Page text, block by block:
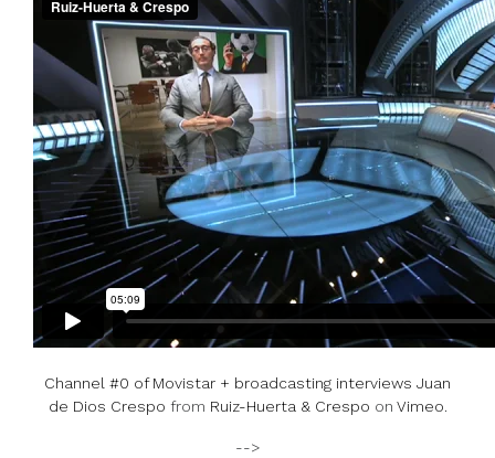
Channel #0 of Movistar + broadcasting interviews Juan
de Dios Crespo from Ruiz-Huerta & Crespo on Vimeo.
-->